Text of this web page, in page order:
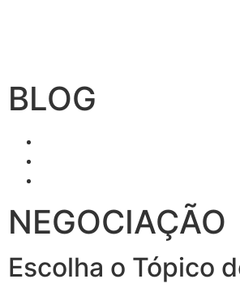
BLOG
NEGOCIAÇÃO
Escolha o Tópico